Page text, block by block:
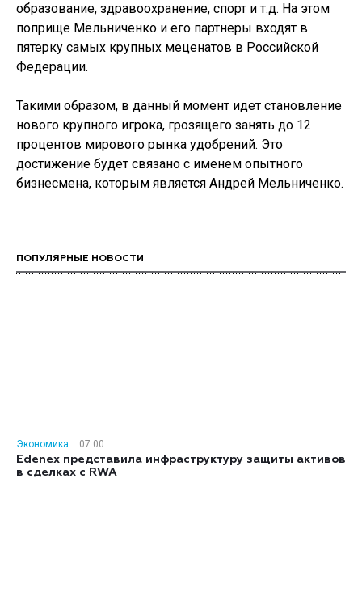
образование, здравоохранение, спорт и т.д. На этом
поприще Мельниченко и его партнеры входят в
пятерку самых крупных меценатов в Российской
Федерации.
Такими образом, в данный момент идет становление
нового крупного игрока, грозящего занять до 12
процентов мирового рынка удобрений. Это
достижение будет связано с именем опытного
бизнесмена, которым является Андрей Мельниченко.
ПОПУЛЯРНЫЕ НОВОСТИ
Экономика
07:00
Edenex представила инфраструктуру защиты активов
в сделках с RWA